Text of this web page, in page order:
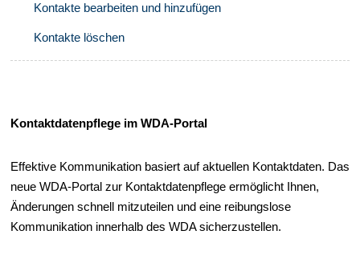
Kontakte bearbeiten und hinzufügen
Kontakte löschen
Kontaktdatenpflege im WDA-Portal
Effektive Kommunikation basiert auf aktuellen Kontaktdaten. Das
neue WDA-Portal zur Kontaktdatenpflege ermöglicht Ihnen,
Änderungen schnell mitzuteilen und eine reibungslose
Kommunikation innerhalb des WDA sicherzustellen.